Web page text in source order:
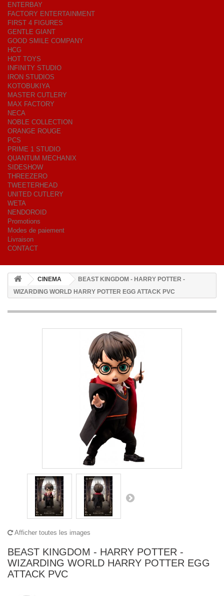
ENTERBAY
FACTORY ENTERTAINMENT
FIRST 4 FIGURES
GENTLE GIANT
GOOD SMILE COMPANY
HCG
HOT TOYS
INFINITY STUDIO
IRON STUDIOS
KOTOBUKIYA
MASTER CUTLERY
MAX FACTORY
NECA
NOBLE COLLECTION
ORANGE ROUGE
PCS
PRIME 1 STUDIO
QUANTUM MECHANIX
SIDESHOW
THREEZERO
TWEETERHEAD
UNITED CUTLERY
WETA
NENDOROID
Promotions
Modes de paiement
Livraison
CONTACT
CINEMA
BEAST KINGDOM - HARRY POTTER -
WIZARDING WORLD HARRY POTTER EGG ATTACK PVC
Afficher toutes les images
BEAST KINGDOM - HARRY POTTER -
WIZARDING WORLD HARRY POTTER EGG
ATTACK PVC